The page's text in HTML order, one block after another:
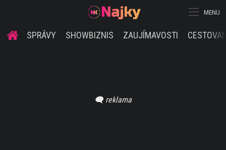
MENU
SPRÁVY SHOWBIZNIS ZAUJÍMAVOSTI